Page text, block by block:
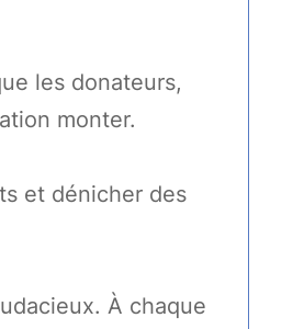
les donateurs,
monter.
et dénicher des
À chaque